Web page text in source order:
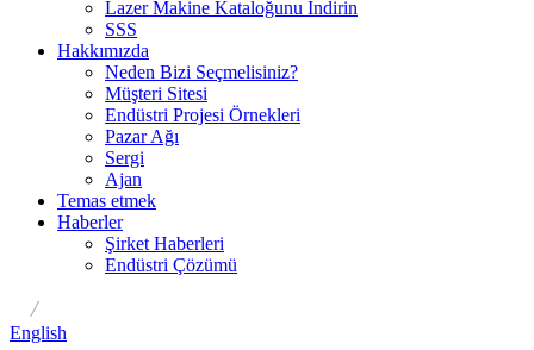
Lazer Makine Kataloğunu İndirin
SSS
Hakkımızda
Neden Bizi Seçmelisiniz?
Müşteri Sitesi
Endüstri Projesi Örnekleri
Pazar Ağı
Sergi
Ajan
Temas etmek
Haberler
Şirket Haberleri
Endüstri Çözümü
/
English